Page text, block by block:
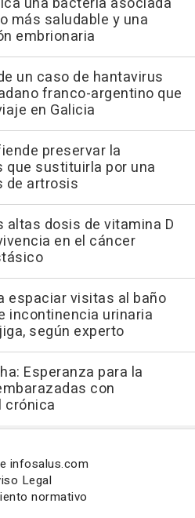
más saludable y una
embrionaria
un caso de hantavirus
franco-argentino que
en Galicia
preservar la
sustituirla por una
de artrosis
altas dosis de vitamina D
en el cáncer
espaciar visitas al baño
incontinencia urinaria
según experto
Esperanza para la
con
crónica
infosalus.com
Legal
normativo